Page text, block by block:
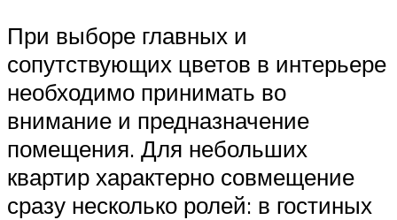
При выборе главных и
сопутствующих цветов в интерьере
необходимо принимать во
внимание и предназначение
помещения. Для небольших
квартир характерно совмещение
сразу несколько ролей: в гостиных